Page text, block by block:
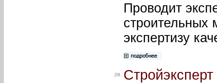
Проводит
строительных
экспертизу
28.